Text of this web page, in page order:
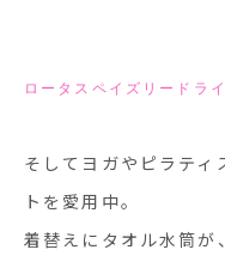
ロータスペイズリードラ
そしてヨガやピラティ
トを愛用中。
着替えにタオル水筒が